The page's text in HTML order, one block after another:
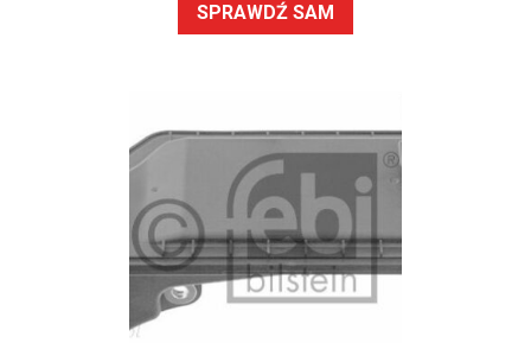
SPRAWDŹ SAM